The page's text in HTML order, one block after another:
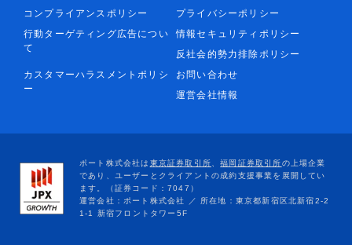
コンプライアンスポリシー
プライバシーポリシー
行動ターゲティング広告につい
て
情報セキュリティポリシー
反社会的勢力排除ポリシー
カスタマーハラスメントポリシ
ー
お問い合わせ
運営会社情報